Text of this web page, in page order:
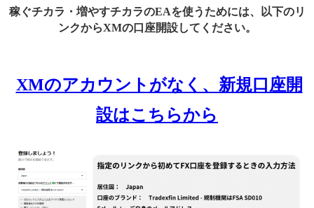
稼ぐチカラ・増やすチカラのEAを使うためには、以下のリ
ンクからXMの口座開設してください。
XMのアカウントがなく、新規口座開
設はこちらから